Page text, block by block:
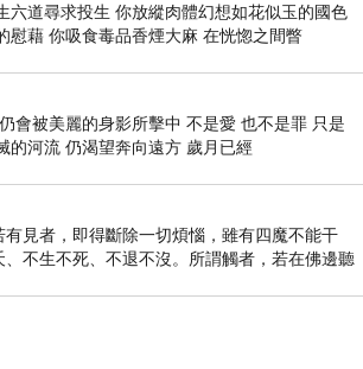
六道尋求投生 你放縱肉體幻想如花似玉的國色
慰藉 你吸食毒品香煙大麻 在恍惚之間瞥
會被美麗的身影所擊中 不是愛 也不是罪 只是
的河流 仍渴望奔向遠方 歲月已經
見者，即得斷除一切煩惱，雖有四魔不能干
不生不死、不退不沒。所謂觸者，若在佛邊聽